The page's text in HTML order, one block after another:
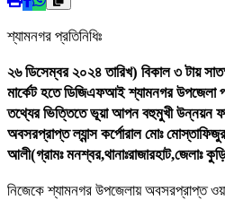
শ্যামনগর প্রতিনিধিঃ
২৬ ডিসেম্বর ২০২৪ তারিখ) বিকাল ৩ টায়
মার্কেট হতে ডিজিএফআই শ্যামনগর উপজেলা
তথ্যের ভিত্তিতে ভূয়া আপন বহুমুখী উন্নয়ন
অবসরপ্রাপ্ত ল্যান্স কর্পোরাল মোঃ
আলী(গ্রামঃ মনশ্বর,থানাঃরাজারহাট,জেলাঃ
নিজেকে শ্যামনগর উপজেলায় অবসরপ্রাপ্ত